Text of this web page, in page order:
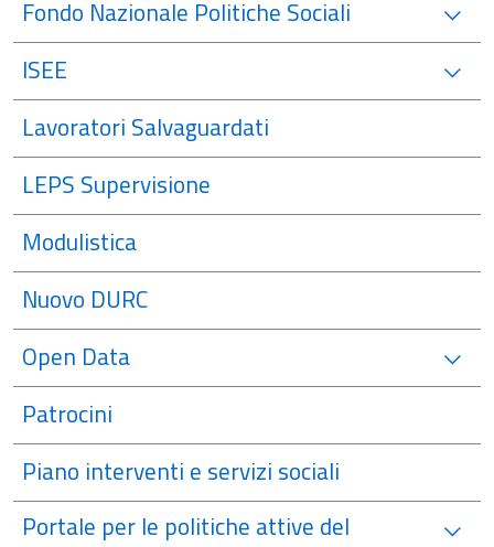
Fondo Nazionale Politiche Sociali
ISEE
Lavoratori Salvaguardati
LEPS Supervisione
Modulistica
Nuovo DURC
Open Data
Patrocini
Piano interventi e servizi sociali
Portale per le politiche attive del